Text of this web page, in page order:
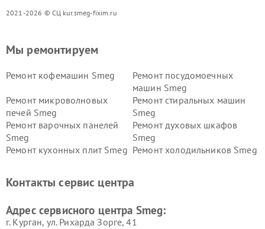
2021-2026 © СЦ kur.smeg-fixim.ru
Мы ремонтируем
Ремонт кофемашин Smeg
Ремонт посудомоечных
машин Smeg
Ремонт микроволновых
печей Smeg
Ремонт стиральных машин
Smeg
Ремонт варочных панелей
Smeg
Ремонт духовых шкафов
Smeg
Ремонт кухонных плит Smeg Ремонт холодильников Smeg
Контакты сервис центра
Адрес сервисного центра Smeg:
г. Курган, ул. Рихарда Зорге, 41